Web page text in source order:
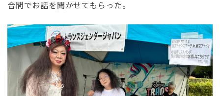
合間でお話を聞かせてもらった。